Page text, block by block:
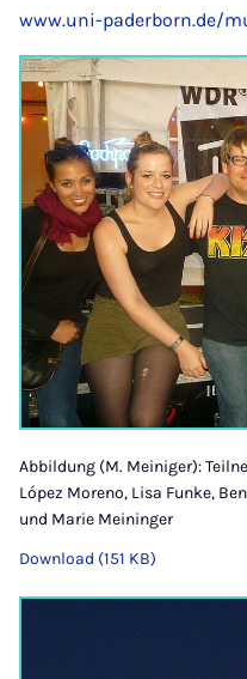
www.uni-paderborn.de/
Abbildung (M. Meiniger):
López Moreno, Lisa Funke,
und Marie Meininger
Download (151 KB)